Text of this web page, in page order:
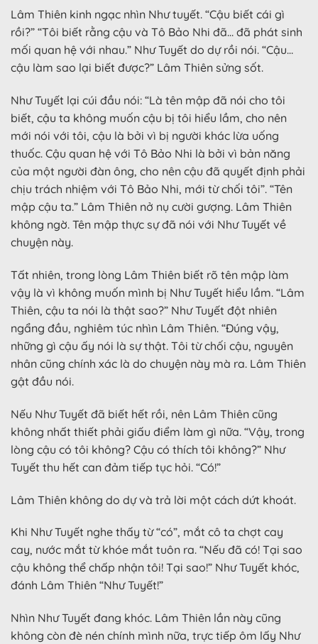
Lâm Thiên kinh ngạc nhìn Như tuyết. “Cậu biết cái gì
rồi?” “Tôi biết rằng cậu và Tô Bảo Nhi đã… đã phát sinh
mối quan hệ với nhau.” Như Tuyết do dự rồi nói. “Cậu…
cậu làm sao lại biết được?” Lâm Thiên sửng sốt.
Như Tuyết lại cúi đầu nói: “Là tên mập đã nói cho tôi
biết, cậu ta không muốn cậu bị tôi hiểu lầm, cho nên
mới nói với tôi, cậu là bởi vì bị người khác lừa uống
thuốc. Cậu quan hệ với Tô Bảo Nhi là bởi vì bản năng
của một người đàn ông, cho nên cậu đã quyết định phải
chịu trách nhiệm với Tô Bảo Nhi, mới từ chối tôi”. “Tên
mập cậu ta.” Lâm Thiên nở nụ cười gượng. Lâm Thiên
không ngờ. Tên mập thực sự đã nói với Như Tuyết về
chuyện này.
Tất nhiên, trong lòng Lâm Thiên biết rõ tên mập làm
vậy là vì không muốn mình bị Như Tuyết hiểu lầm. “Lâm
Thiên, cậu ta nói là thật sao?” Như Tuyết đột nhiên
ngẩng đầu, nghiêm túc nhìn Lâm Thiên. “Đúng vậy,
những gì cậu ấy nói là sự thật. Tôi từ chối cậu, nguyên
nhân cũng chính xác là do chuyện này mà ra. Lâm Thiên
gật đầu nói.
Nếu Như Tuyết đã biết hết rồi, nên Lâm Thiên cũng
không nhất thiết phải giấu điểm làm gì nữa. “Vậy, trong
lòng cậu có tôi không? Cậu có thích tôi không?” Như
Tuyết thu hết can đảm tiếp tục hỏi. “Có!”
Lâm Thiên không do dự và trả lời một cách dứt khoát.
Khi Như Tuyết nghe thấy từ “có”, mắt cô ta chợt cay
cay, nước mắt từ khóe mắt tuôn ra. “Nếu đã có! Tại sao
cậu không thể chấp nhận tôi! Tại sao!” Như Tuyết khóc,
đánh Lâm Thiên “Như Tuyết!”
Nhìn Như Tuyết đang khóc. Lâm Thiên lần này cũng
không còn đè nén chính mình nữa, trực tiếp ôm lấy Như